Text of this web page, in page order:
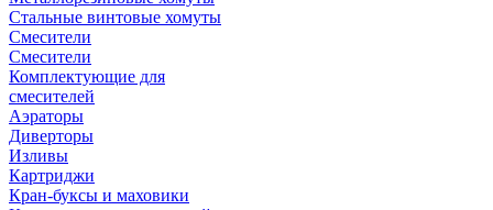
Стальные винтовые хомуты
Смесители
Смесители
Комплектующие для
смесителей
Аэраторы
Диверторы
Изливы
Картриджи
Кран-буксы и маховики